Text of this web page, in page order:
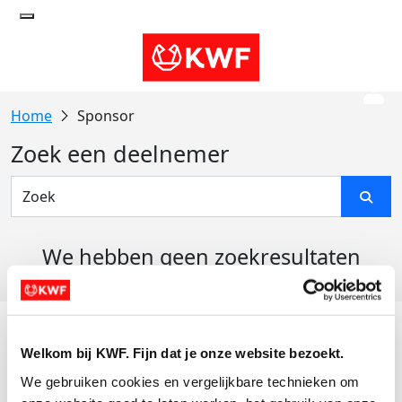
Welkom bij KWF. Fijn dat je onze website bezoekt.
We gebruiken cookies en vergelijkbare technieken om
Sponsor
Zoek een deelnemer
We hebben geen zoekresultaten
Actiematerialen
Evenementen